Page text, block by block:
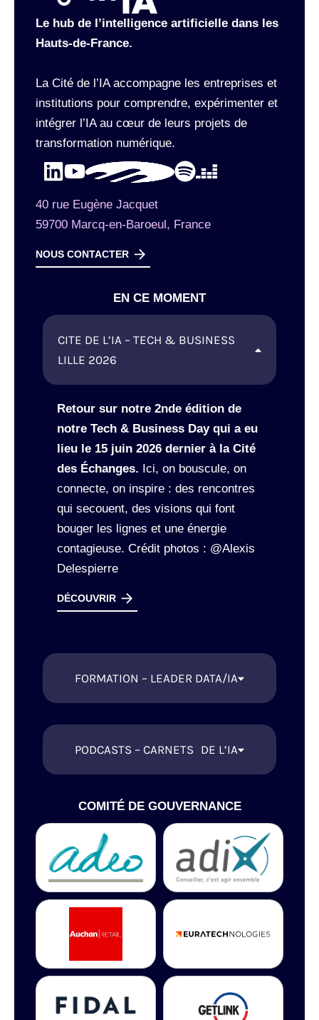
Le hub de l’intelligence artificielle dans les
Hauts-de-France.
La Cité de l’IA accompagne les entreprises et
institutions pour comprendre, expérimenter et
intégrer l’IA au cœur de leurs projets de
transformation numérique.
40 rue Eugène Jacquet
59700 Marcq-en-Baroeul, France
NOUS CONTACTER
EN CE MOMENT
CITE DE L’IA – TECH & BUSINESS
LILLE 2026
Retour sur notre 2nde édition de
notre Tech & Business Day qui a eu
lieu le 15 juin 2026 dernier à la Cité
des Échanges. Ici, on bouscule, on
connecte, on inspire : des rencontres
qui secouent, des visions qui font
bouger les lignes et une énergie
contagieuse. Crédit photos : @Alexis
Delespierre
DÉCOUVRIR
FORMATION – LEADER DATA/IA
PODCASTS – CARNETS DE L’IA
COMITÉ DE GOUVERNANCE